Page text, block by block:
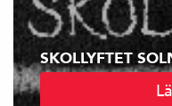
SKOLLYFTET